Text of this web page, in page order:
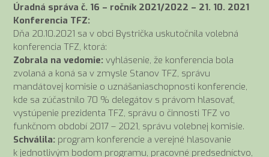
Úradná správa č. 16 – ročník 2021/2022 – 21. 10. 2021
Konferencia TFZ:
Dňa 20.10.2021 sa v obci Bystrička uskutočnila volebná
konferencia TFZ, ktorá:
Zobrala na vedomie: vyhlásenie, že konferencia bola
zvolaná a koná sa v zmysle Stanov TFZ, správu
mandátovej komisie o uznášaniaschopnosti konferencie,
kde sa zúčastnilo 70 % delegátov s právom hlasovať,
vystúpenie prezidenta TFZ, správu o činnosti TFZ vo
funkčnom období 2017 – 2021, správu volebnej komisie.
Schválila: program konferencie a verejné hlasovanie
k jednotlivým bodom programu, pracovné predsedníctvo,